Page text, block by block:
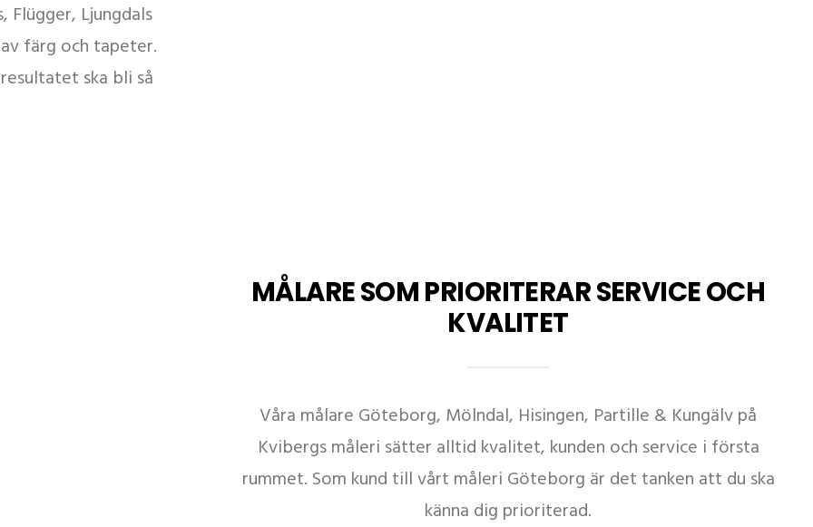
Flügger, Ljungdals
färg och tapeter.
ska bli så
MÅLARE SOM PRIORITERAR SERVICE OCH
KVALITET
Våra målare Göteborg, Mölndal, Hisingen, Partille & Kungälv på
Kvibergs måleri sätter alltid kvalitet, kunden och service i första
rummet. Som kund till vårt måleri Göteborg är det tanken att du ska
känna dig prioriterad.